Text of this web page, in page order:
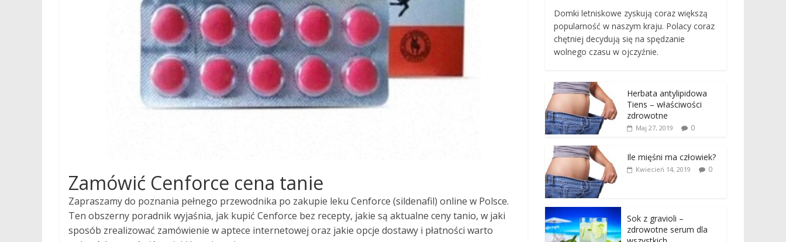
Zamówić Cenforce cena tanie
Zapraszamy do poznania pełnego przewodnika po zakupie leku Cenforce (sildenafil) online w Polsce.
Ten obszerny poradnik wyjaśnia, jak kupić Cenforce bez recepty, jakie są aktualne ceny tanio, w jaki
sposób zrealizować zamówienie w aptece internetowej oraz jakie opcje dostawy i płatności warto
Domki letniskowe zyskują coraz większą
popularność w naszym kraju. Polacy coraz
chętniej decydują się na spędzanie
wolnego czasu w ojczyźnie.
Herbata antylipidowa
Tiens – właściwości
zdrowotne
Maj 27, 2019 0
Ile mięśni ma człowiek?
Kwiecień 14, 2019 0
Sok z gravioli –
zdrowotne serum dla